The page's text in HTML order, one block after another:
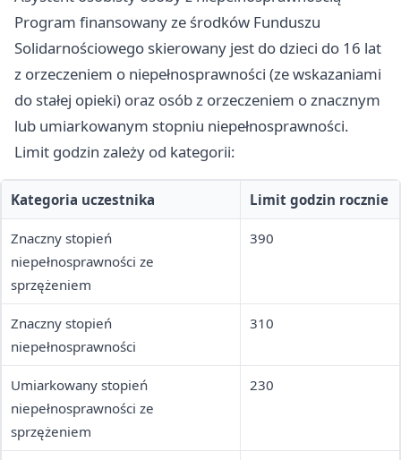
Program finansowany ze środków Funduszu
Solidarnościowego skierowany jest do dzieci do 16 lat
z orzeczeniem o niepełnosprawności (ze wskazaniami
do stałej opieki) oraz osób z orzeczeniem o znacznym
lub umiarkowanym stopniu niepełnosprawności.
Limit godzin zależy od kategorii:
Kategoria uczestnika Limit godzin rocznie
Znaczny stopień
niepełnosprawności ze
sprzężeniem
390
Znaczny stopień
niepełnosprawności
310
Umiarkowany stopień
niepełnosprawności ze
sprzężeniem
230